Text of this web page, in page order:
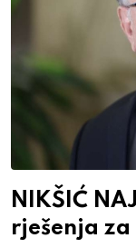
NIKŠIĆ
rješenja